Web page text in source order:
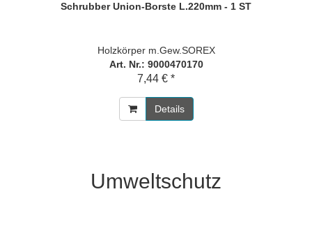
Schrubber Union-Borste L.220mm - 1 ST
Holzkörper m.Gew.SOREX
Art. Nr.: 9000470170
7,44 € *
Details
Umweltschutz